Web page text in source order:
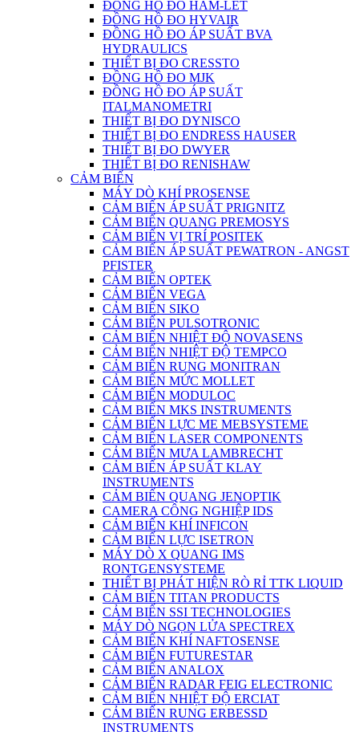
ĐỒNG HỒ ĐO HAM-LET
ĐỒNG HỒ ĐO HYVAIR
ĐỒNG HỒ ĐO ÁP SUẤT BVA
HYDRAULICS
THIẾT BỊ ĐO CRESSTO
ĐỒNG HỒ ĐO MJK
ĐỒNG HỒ ĐO ÁP SUẤT
ITALMANOMETRI
THIẾT BỊ ĐO DYNISCO
THIẾT BỊ ĐO ENDRESS HAUSER
THIẾT BỊ ĐO DWYER
THIẾT BỊ ĐO RENISHAW
CẢM BIẾN
MÁY DÒ KHÍ PROSENSE
CẢM BIẾN ÁP SUẤT PRIGNITZ
CẢM BIẾN QUANG PREMOSYS
CẢM BIẾN VỊ TRÍ POSITEK
CẢM BIẾN ÁP SUẤT PEWATRON - ANGST
PFISTER
CẢM BIẾN OPTEK
CẢM BIẾN VEGA
CẢM BIẾN SIKO
CẢM BIẾN PULSOTRONIC
CẢM BIẾN NHIỆT ĐỘ NOVASENS
CẢM BIẾN NHIỆT ĐỘ TEMPCO
CẢM BIẾN RUNG MONITRAN
CẢM BIẾN MỨC MOLLET
CẢM BIẾN MODULOC
CẢM BIẾN MKS INSTRUMENTS
CẢM BIẾN LỰC ME MEBSYSTEME
CẢM BIẾN LASER COMPONENTS
CẢM BIẾN MƯA LAMBRECHT
CẢM BIẾN ÁP SUẤT KLAY
INSTRUMENTS
CẢM BIẾN QUANG JENOPTIK
CAMERA CÔNG NGHIỆP IDS
CẢM BIẾN KHÍ INFICON
CẢM BIẾN LỰC ISETRON
MÁY DÒ X QUANG IMS
RONTGENSYSTEME
THIẾT BỊ PHÁT HIỆN RÒ RỈ TTK LIQUID
CẢM BIẾN TITAN PRODUCTS
CẢM BIẾN SSI TECHNOLOGIES
MÁY DÒ NGỌN LỬA SPECTREX
CẢM BIẾN KHÍ NAFTOSENSE
CẢM BIẾN FUTURESTAR
CẢM BIẾN ANALOX
CẢM BIẾN RADAR FEIG ELECTRONIC
CẢM BIẾN NHIỆT ĐỘ ERCIAT
CẢM BIẾN RUNG ERBESSD
INSTRUMENTS